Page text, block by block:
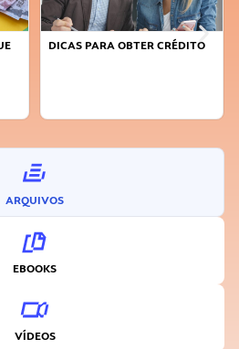
DICAS PARA OBTER CRÉDITO
ARQUIVOS
EBOOKS
VÍDEOS